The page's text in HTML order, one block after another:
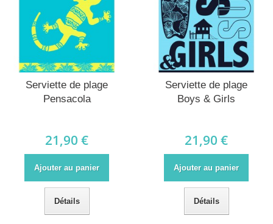
Serviette de plage
Pensacola
21,90 €
Ajouter au panier
Détails
Serviette de plage
Boys & Girls
21,90 €
Ajouter au panier
Détails